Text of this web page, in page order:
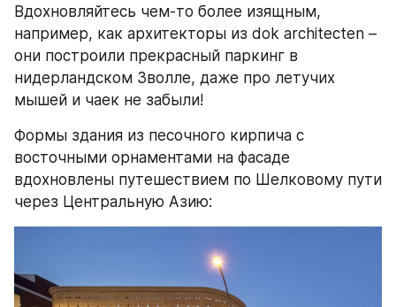
Вдохновляйтесь чем-то более изящным,
например, как архитекторы из dok architecten –
они построили прекрасный паркинг в
нидерландском Зволле, даже про летучих
мышей и чаек не забыли!
Формы здания из песочного кирпича с
восточными орнаментами на фасаде
вдохновлены путешествием по Шелковому пути
через Центральную Азию: